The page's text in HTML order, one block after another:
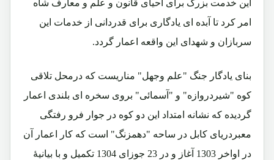
این خدمت بزرگ برای احیای قانون و علم و معارف شاه
امر کرد تا آبده ای یادگاری برای قدردانی از خدمات این
سربازان و شهدای این واقعه اعمار گردد.
بنای یادگار جنگ "علم وجهل" مناریست که درمحل تلاقی
کوه "شیردروازه" و "آسمائی" بروی سخره ای بلندی اعمار
گردیده که نشانه امتداد این دو کوه در جوار فرو رفتگی
معبردریای کابل در ساحه "دهمزنگ" است که کار اعمار آن
در اواخر 1303 آغاز و در 23 جوزای 1304 تکمیل و با بیانیۀ